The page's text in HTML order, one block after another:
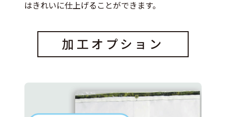
はきれいに仕上げることができます。
加工オプション